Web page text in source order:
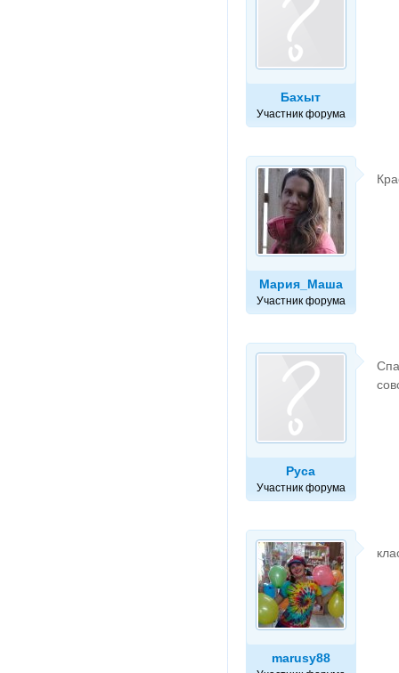
Бахыт
Участник форума
Мария_Маша
Участник форума
Руса
Участник форума
marusy88